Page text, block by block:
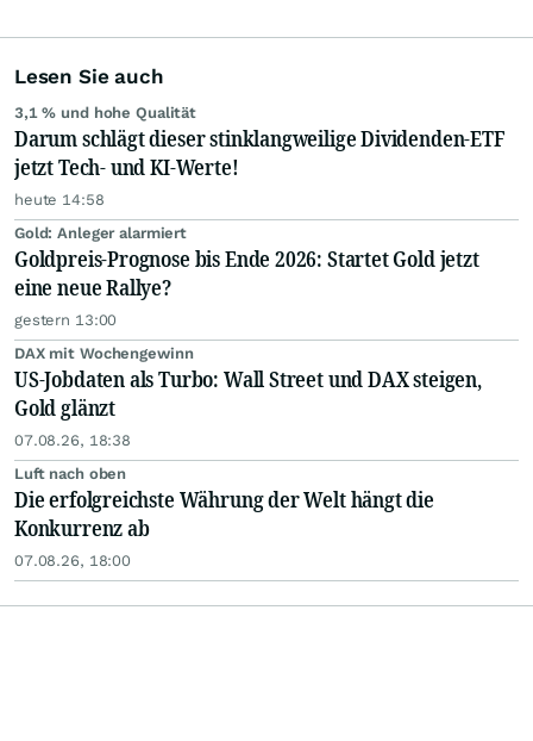
Lesen Sie auch
3,1 % und hohe Qualität
Darum schlägt dieser stinklangweilige Dividenden-ETF
jetzt Tech- und KI-Werte!
heute 14:58
Gold: Anleger alarmiert
Goldpreis-Prognose bis Ende 2026: Startet Gold jetzt
eine neue Rallye?
gestern 13:00
DAX mit Wochengewinn
US-Jobdaten als Turbo: Wall Street und DAX steigen,
Gold glänzt
07.08.26, 18:38
Luft nach oben
Die erfolgreichste Währung der Welt hängt die
Konkurrenz ab
07.08.26, 18:00